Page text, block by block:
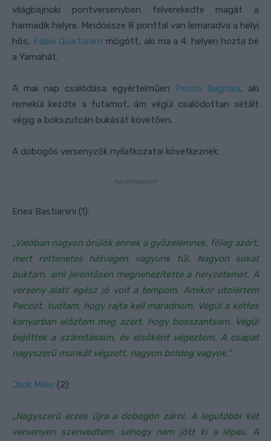
világbajnoki pontversenyben felverekedte magát a
harmadik helyre. Mindössze 8 ponttal van lemaradva a helyi
hős, Fabio Quartararo mögött, aki ma a 4. helyen hozta be
a Yamahát.
A mai nap csalódása egyértelműen Pecco Bagnaia, aki
remekül kezdte a futamot, ám végül csalódottan sétált
végig a bokszutcán bukását követően.
A dobogós versenyzők nyilatkozatai következnek:
- Advertisement -
Enea Bastianini (1):
„Valóban nagyon örülök ennek a győzelemnek, főleg azért,
mert rettenetes hétvégén vagyunk túl. Nagyon sokat
buktam, ami jelentősen megnehezítette a helyzetemet. A
verseny alatt egész jó volt a tempóm. Amikor utolértem
Peccót, tudtam, hogy rajta kell maradnom. Végül a kettes
kanyarban előztem meg azért, hogy bosszantsam. Végül
bejöttek a számításaim, és elsőként végeztem. A csapat
nagyszerű munkát végzett, nagyon boldog vagyok.”
Jack Miller (2):
„Nagyszerű érzés újra a dobogón zárni. A legutóbbi két
versenyen szenvedtem, sehogy nem jött ki a lépés. A